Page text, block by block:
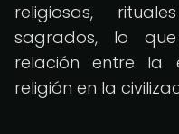
religiosas,
sagrados, lo
relación entre la
religión en la